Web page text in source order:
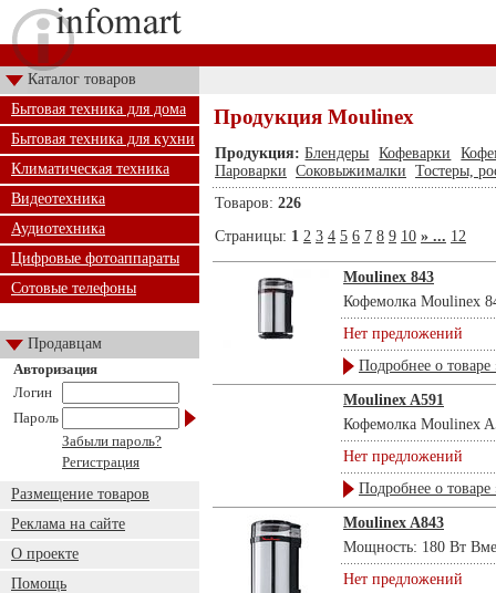
Каталог товаров
Бытовая техника для дома
Бытовая техника для кухни
Климатическая техника
Видеотехника
Аудиотехника
Цифровые фотоаппараты
Сотовые телефоны
Продавцам
Авторизация
Логин
Пароль
Забыли пароль?
Регистрация
Размещение товаров
Реклама на сайте
О проекте
Помощь
Продукция Moulinex
Продукция: Блендеры Кофеварки
Пароварки Соковыжималки Тостеры,
Товаров: 226
Страницы: 1 2 3 4 5 6 7 8 9 10 » ... 12
Moulinex 843
Кофемолка Moulinex
Нет предложений
Подробнее о товаре
Moulinex A591
Кофемолка Moulinex
Нет предложений
Подробнее о товаре
Moulinex A843
Мощность: 180 Вт
Нет предложений